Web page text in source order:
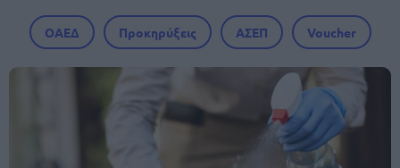
ΟΑΕΔ Προκηρύξεις ΑΣΕΠ Voucher